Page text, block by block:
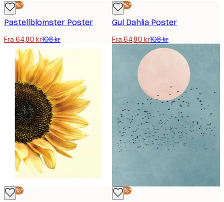
-40%*
Pastellblomster Poster
Fra 64,80 kr108 kr
-40%*
Gul Dahlia Poster
Fra 64,80 kr108 kr
-40%* -40%*